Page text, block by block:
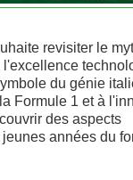
revisiter le
du génie
Formule 1 et à
des aspects
années du